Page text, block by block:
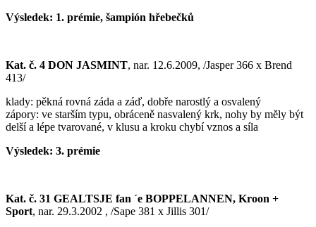
Výsledek: 1. prémie, šampión hřebečků
Kat. č. 4 DON JASMINT, nar. 12.6.2009, /Jasper 366 x Brend
413/
klady: pěkná rovná záda a záď, dobře narostlý a osvalený
zápory: ve starším typu, obráceně nasvalený krk, nohy by měly být
delší a lépe tvarované, v klusu a kroku chybí vznos a síla
Výsledek: 3. prémie
Kat. č. 31 GEALTSJE fan ´e BOPPELANNEN, Kroon +
Sport, nar. 29.3.2002 , /Sape 381 x Jillis 301/